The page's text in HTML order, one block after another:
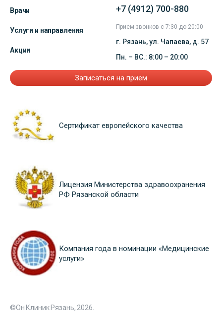
Врачи
Услуги и направления
Акции
+7 (4912) 700-880
Прием звонков с 7:30 до 20:00
г. Рязань, ул. Чапаева, д. 57
Пн. – ВС.: 8:00 – 20:00
Записаться на прием
Сертификат европейского качества
Лицензия Министерства здравоохранения
РФ Рязанской области
Компания года в номинации «Медицинские
услуги»
©Он Клиник Рязань, 2026.